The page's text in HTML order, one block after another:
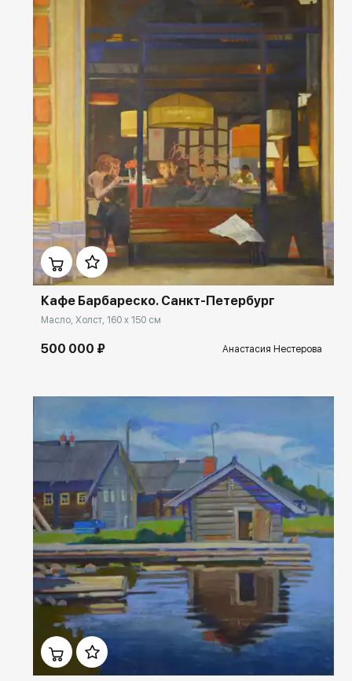
Домен: ekb.rakovgallery.ru
Кафе Барбареско. Санкт-Петербург
Масло, Холст, 160 x 150 см
500 000 ₽ Анастасия Нестерова
Домен: ekb.rakovgallery.ru